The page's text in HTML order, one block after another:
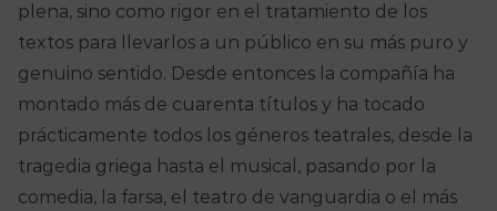
plena, sino como rigor en el tratamiento de los
textos para llevarlos a un público en su más puro y
genuino sentido. Desde entonces la compañía ha
montado más de cuarenta títulos y ha tocado
prácticamente todos los géneros teatrales, desde la
tragedia griega hasta el musical, pasando por la
comedia, la farsa, el teatro de vanguardia o el más